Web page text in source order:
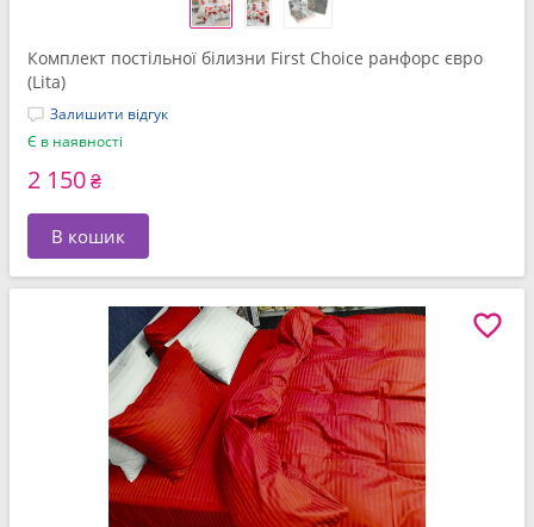
Комплект постільної білизни First Choice ранфорс євро
(Lita)
Залишити відгук
Є в наявності
2 150₴
В кошик